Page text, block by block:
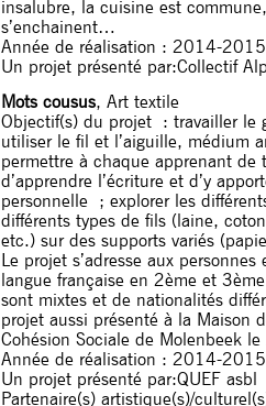
insalubre, la cuisine est
s’enchainent…
Année de réalisation : 2014-2015
Un projet présenté par:Collectif
Mots cousus, Art textile
Objectif(s) du projet : travailler le
utiliser le fil et l’aiguille, médium
permettre à chaque apprenant de
d’apprendre l’écriture et d’y
personnelle ; explorer les
différents types de fils (laine,
etc.) sur des supports variés
Le projet s’adresse aux
langue française en 2ème et
sont mixtes et de nationalités
projet aussi présenté à la Maison
Cohésion Sociale de Molenbeek
Année de réalisation : 2014-2015
Un projet présenté par:QUEF asbl
Partenaire(s) artistique(s)/